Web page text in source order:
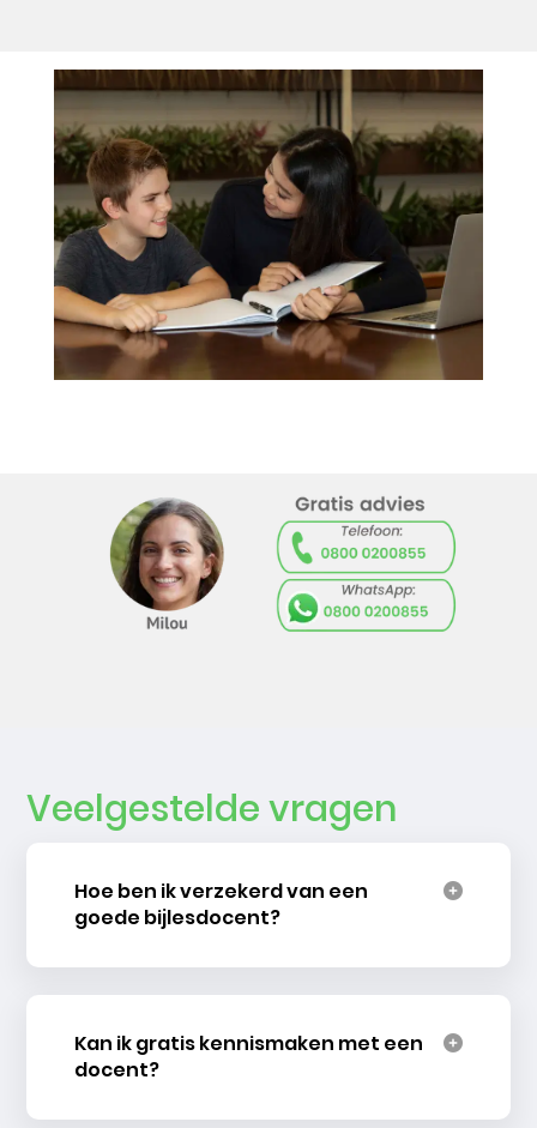
Veelgestelde vragen
Hoe ben ik verzekerd van een
goede bijlesdocent?
Kan ik gratis kennismaken met een
docent?